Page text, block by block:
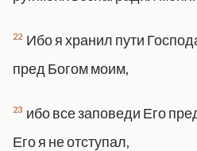
22 Ибо я хранил пути
пред Богом моим,
23 ибо все заповеди Его
Его я не отступал,